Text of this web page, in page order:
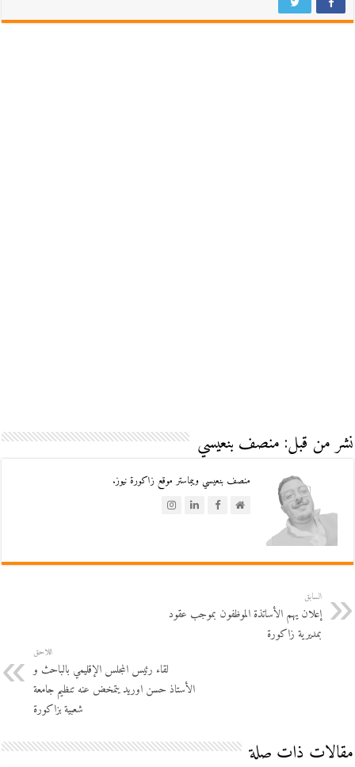
نشر من قبل: منصف بنعيسي
منصف بنعيسي ويبماستر موقع زاكورة نيوز.
السابق
إعلان يهم الأساتذة الموظفون بموجب عقود
بمديرية زاكورة
اللاحق
لقاء رئيس المجلس الإقليمي بالباحث و
الأستاذ حسن اوريد يتمخض عنه تنظيم جامعة
شعبية بزاكورة
مقالات ذات صلة